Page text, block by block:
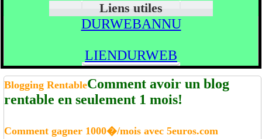
Liens utiles
DURWEBANNU
LIENDURWEB
Blogging RentableComment avoir un blog
rentable en seulement 1 mois!
Comment gagner 1000�/mois avec 5euros.com